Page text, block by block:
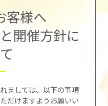
客様へ
開催方針に
ましては、以下の事項
だけますようお願いい